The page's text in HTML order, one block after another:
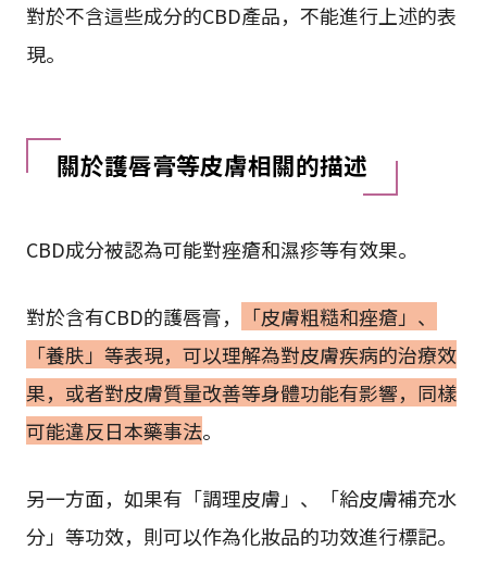
對於不含這些成分的CBD產品，不能進行上述的表
現。
關於護唇膏等皮膚相關的描述
CBD成分被認為可能對痤瘡和濕疹等有效果。
對於含有CBD的護唇膏，
「皮膚粗糙和痤瘡」、
「養肤」等表現，可以理解為對皮膚疾病的治療效
果，或者對皮膚質量改善等身體功能有影響，同樣
可能違反日本藥事法。
另一方面，如果有「調理皮膚」、「給皮膚補充水
分」等功效，則可以作為化妝品的功效進行標記。